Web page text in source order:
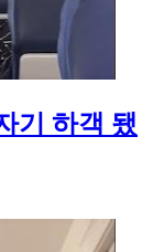
기 하객 됐